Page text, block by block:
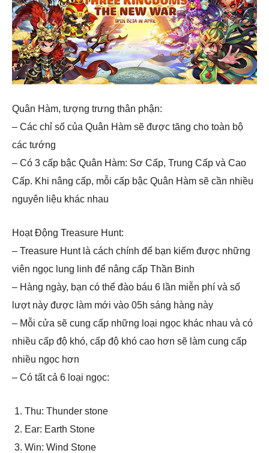
Quân Hàm, tượng trưng thân phận:
– Các chỉ số của Quân Hàm sẽ được tăng cho toàn bộ
các tướng
– Có 3 cấp bậc Quân Hàm: Sơ Cấp, Trung Cấp và Cao
Cấp. Khi nâng cấp, mỗi cấp bậc Quân Hàm sẽ cần nhiều
nguyên liệu khác nhau
Hoạt Động Treasure Hunt:
– Treasure Hunt là cách chính để bạn kiếm được những
viên ngọc lung linh để nâng cấp Thần Binh
– Hàng ngày, bạn có thể đào báu 6 lần miễn phí và số
lượt này được làm mới vào 05h sáng hàng này
– Mỗi cửa sẽ cung cấp những loại ngọc khác nhau và có
nhiều cấp độ khó, cấp độ khó cao hơn sẽ làm cung cấp
nhiều ngọc hơn
– Có tất cả 6 loại ngọc:
Thu: Thunder stone
Ear: Earth Stone
Win: Wind Stone